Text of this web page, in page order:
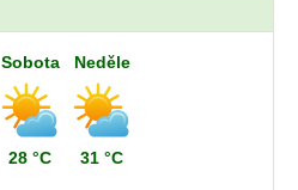
Sobota
28 °C
Neděle
31 °C